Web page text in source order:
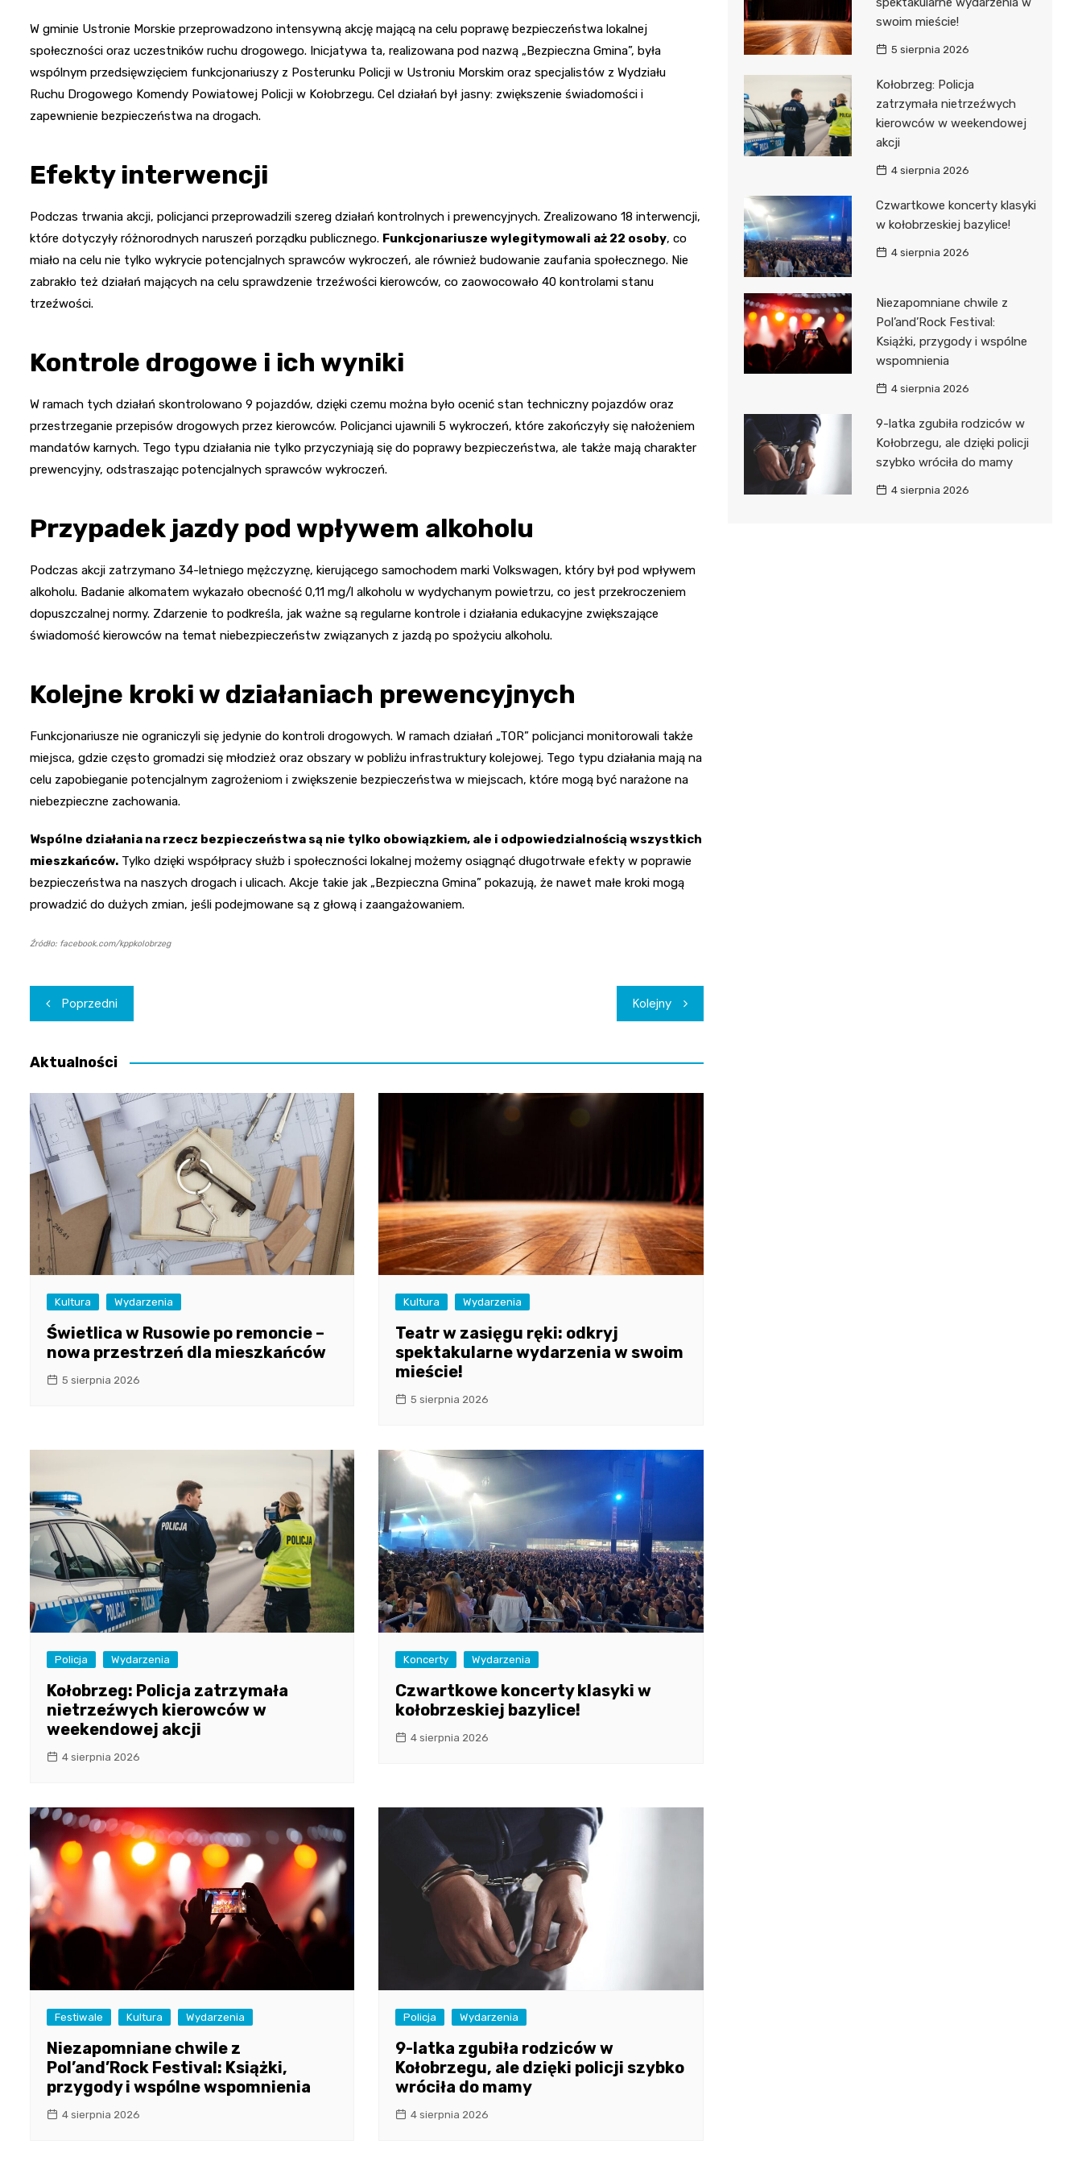
W gminie Ustronie Morskie przeprowadzono intensywną akcję mającą na celu poprawę bezpieczeństwa lokalnej
społeczności oraz uczestników ruchu drogowego. Inicjatywa ta, realizowana pod nazwą „Bezpieczna Gmina”, była
wspólnym przedsięwzięciem funkcjonariuszy z Posterunku Policji w Ustroniu Morskim oraz specjalistów z Wydziału
Ruchu Drogowego Komendy Powiatowej Policji w Kołobrzegu. Cel działań był jasny: zwiększenie świadomości i
zapewnienie bezpieczeństwa na drogach.
Efekty interwencji
Podczas trwania akcji, policjanci przeprowadzili szereg działań kontrolnych i prewencyjnych. Zrealizowano 18 interwencji,
które dotyczyły różnorodnych naruszeń porządku publicznego. Funkcjonariusze wylegitymowali aż 22 osoby, co
miało na celu nie tylko wykrycie potencjalnych sprawców wykroczeń, ale również budowanie zaufania społecznego. Nie
zabrakło też działań mających na celu sprawdzenie trzeźwości kierowców, co zaowocowało 40 kontrolami stanu
trzeźwości.
Kontrole drogowe i ich wyniki
W ramach tych działań skontrolowano 9 pojazdów, dzięki czemu można było ocenić stan techniczny pojazdów oraz
przestrzeganie przepisów drogowych przez kierowców. Policjanci ujawnili 5 wykroczeń, które zakończyły się nałożeniem
mandatów karnych. Tego typu działania nie tylko przyczyniają się do poprawy bezpieczeństwa, ale także mają charakter
prewencyjny, odstraszając potencjalnych sprawców wykroczeń.
Przypadek jazdy pod wpływem alkoholu
Podczas akcji zatrzymano 34-letniego mężczyznę, kierującego samochodem marki Volkswagen, który był pod wpływem
alkoholu. Badanie alkomatem wykazało obecność 0,11 mg/l alkoholu w wydychanym powietrzu, co jest przekroczeniem
dopuszczalnej normy. Zdarzenie to podkreśla, jak ważne są regularne kontrole i działania edukacyjne zwiększające
świadomość kierowców na temat niebezpieczeństw związanych z jazdą po spożyciu alkoholu.
Kolejne kroki w działaniach prewencyjnych
Funkcjonariusze nie ograniczyli się jedynie do kontroli drogowych. W ramach działań „TOR” policjanci monitorowali także
miejsca, gdzie często gromadzi się młodzież oraz obszary w pobliżu infrastruktury kolejowej. Tego typu działania mają na
celu zapobieganie potencjalnym zagrożeniom i zwiększenie bezpieczeństwa w miejscach, które mogą być narażone na
niebezpieczne zachowania.
Wspólne działania na rzecz bezpieczeństwa są nie tylko obowiązkiem, ale i odpowiedzialnością wszystkich
mieszkańców. Tylko dzięki współpracy służb i społeczności lokalnej możemy osiągnąć długotrwałe efekty w poprawie
bezpieczeństwa na naszych drogach i ulicach. Akcje takie jak „Bezpieczna Gmina” pokazują, że nawet małe kroki mogą
prowadzić do dużych zmian, jeśli podejmowane są z głową i zaangażowaniem.
Źródło: facebook.com/kppkolobrzeg
Nawigacja
wpisu
Poprzedni Kolejny
Aktualności
Kultura Wydarzenia
Świetlica w Rusowie po remoncie –
nowa przestrzeń dla mieszkańców
5 sierpnia 2026
Kultura Wydarzenia
Teatr w zasięgu ręki: odkryj
spektakularne wydarzenia w swoim
mieście!
5 sierpnia 2026
Policja Wydarzenia
Kołobrzeg: Policja zatrzymała
nietrzeźwych kierowców w
weekendowej akcji
4 sierpnia 2026
Koncerty Wydarzenia
Czwartkowe koncerty klasyki w
kołobrzeskiej bazylice!
4 sierpnia 2026
Festiwale Kultura Wydarzenia
Niezapomniane chwile z
Pol’and’Rock Festival: Książki,
przygody i wspólne wspomnienia
4 sierpnia 2026
Policja Wydarzenia
9-latka zgubiła rodziców w
Kołobrzegu, ale dzięki policji szybko
wróciła do mamy
4 sierpnia 2026
swoim mieście!
5 sierpnia 2026
Kołobrzeg: Policja
zatrzymała nietrzeźwych
kierowców w weekendowej
akcji
4 sierpnia 2026
Czwartkowe koncerty klasyki
w kołobrzeskiej bazylice!
4 sierpnia 2026
Niezapomniane chwile z
Pol’and’Rock Festival:
Książki, przygody i wspólne
wspomnienia
4 sierpnia 2026
9-latka zgubiła rodziców w
Kołobrzegu, ale dzięki policji
szybko wróciła do mamy
4 sierpnia 2026